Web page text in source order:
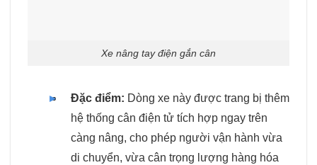
Xe nâng tay điện gắn cân
Đặc điểm: Dòng xe này được trang bị thêm
hệ thống cân điện tử tích hợp ngay trên
càng nâng, cho phép người vận hành vừa
di chuyển, vừa cân trọng lượng hàng hóa